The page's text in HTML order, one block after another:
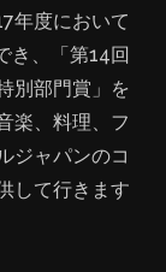
年度において
き、「第14回
別部門賞」を
楽、料理、フ
ジャパンのコ
て行きます。